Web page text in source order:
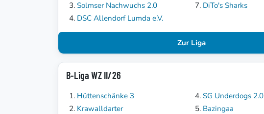
Solmser Nachwuchs 2.0
DSC Allendorf Lumda e.V.
DiTo's Sharks
Zur Liga
B-Liga WZ II/26
Hüttenschänke 3
Krawalldarter
SG Underdogs 2.0
Bazingaa